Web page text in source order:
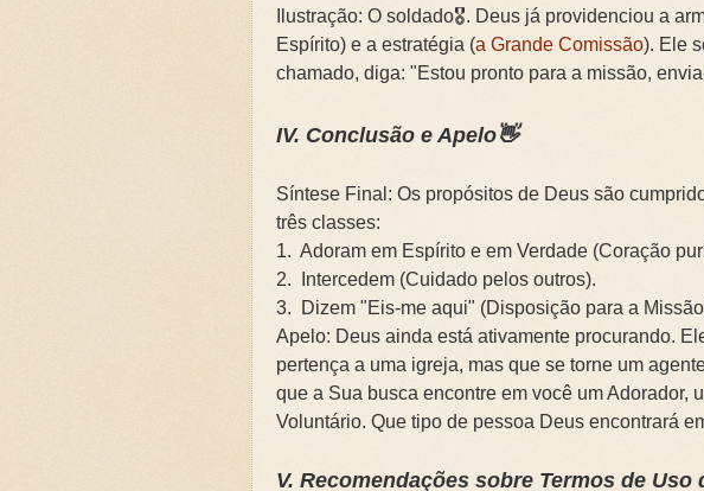
Ilustração: O soldado🎖️. Deus já providenciou a
Espírito) e a estratégia (a Grande Comissão). Ele
chamado, diga: "Estou pronto para a missão,
IV. Conclusão e Apelo👋
Síntese Final: Os propósitos de Deus são
três classes:
1. Adoram em Espírito e em Verdade (Coração
2. Intercedem (Cuidado pelos outros).
3. Dizem "Eis-me aqui" (Disposição para a
Apelo: Deus ainda está ativamente procurando.
pertença a uma igreja, mas que se torne um
que a Sua busca encontre em você um Adorador,
Voluntário. Que tipo de pessoa Deus encontrará
V. Recomendações sobre Termos de Uso